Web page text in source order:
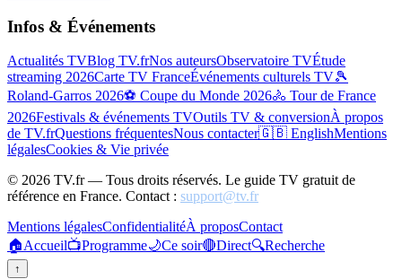
Infos & Événements
Actualités TVBlog TV.frNos auteursObservatoire TVÉtude
streaming 2026Carte TV FranceÉvénements culturels TV🎾
Roland-Garros 2026⚽ Coupe du Monde 2026🚴 Tour de France
2026Festivals & événements TVOutils TV & conversionÀ propos
de TV.frQuestions fréquentesNous contacter🇬🇧 EnglishMentions
légalesCookies & Vie privée
© 2026 TV.fr — Tous droits réservés. Le guide TV gratuit de
référence en France. Contact : support@tv.fr
Mentions légalesConfidentialitéÀ proposContact
🏠Accueil📺Programme🌙Ce soir🔴Direct🔍Recherche
↑